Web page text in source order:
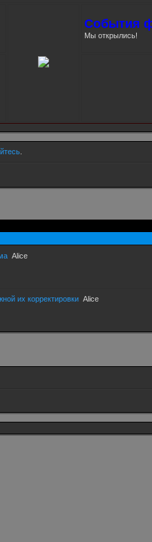
События
Мы открылись!
.
Alice
их корректировки Alice